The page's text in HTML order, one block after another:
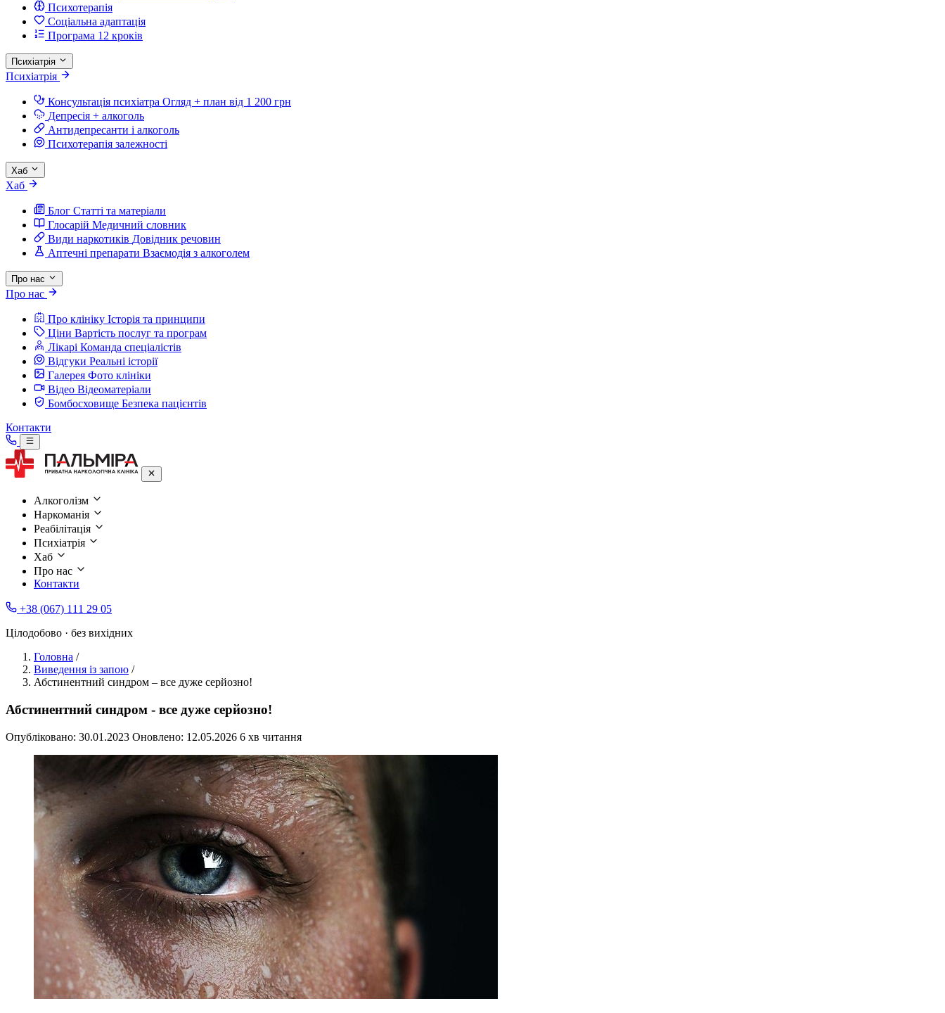
Психотерапія
Соціальна адаптація
Програма 12 кроків
Психіатрія
Психіатрія
Консультація психіатра Огляд + план від 1 200 грн
Депресія + алкоголь
Антидепресанти і алкоголь
Психотерапія залежності
Хаб
Хаб
Блог Статті та матеріали
Глосарій Медичний словник
Види наркотиків Довідник речовин
Аптечні препарати Взаємодія з алкоголем
Про нас
Про нас
Про клініку Історія та принципи
Ціни Вартість послуг та програм
Лікарі Команда спеціалістів
Відгуки Реальні історії
Галерея Фото клініки
Відео Відеоматеріали
Бомбосховище Безпека пацієнтів
Контакти
Алкоголізм
Наркоманія
Реабілітація
Психіатрія
Хаб
Про нас
Контакти
+38 (067) 111 29 05
Цілодобово · без вихідних
Головна /
Виведення із запою /
Абстинентний синдром – все дуже серйозно!
Абстинентний синдром - все дуже серйозно!
Опубліковано: 30.01.2023 Оновлено: 12.05.2026 6 хв читання